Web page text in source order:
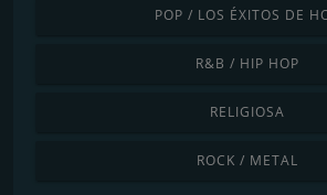
POP / LOS ÉXITOS DE
R&B / HIP HOP
RELIGIOSA
ROCK / METAL